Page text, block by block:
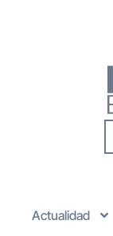
Actualidad